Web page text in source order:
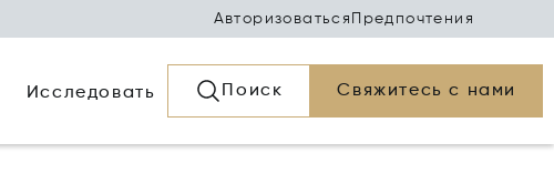
Авторизоваться Предпочтения
Исследовать Поиск Свяжитесь с нами